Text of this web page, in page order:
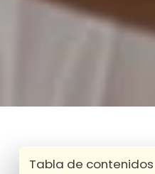
Tabla de contenidos